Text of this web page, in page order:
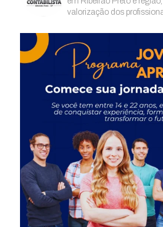
valorização dos